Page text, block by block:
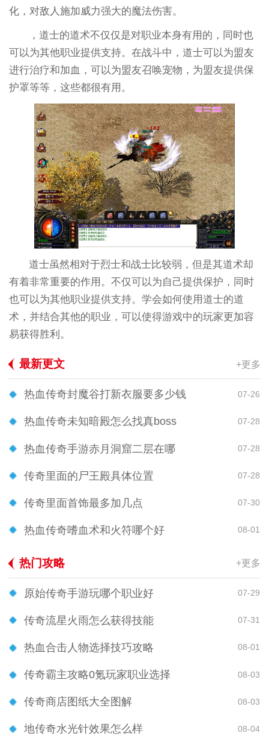
化，对敌人施加威力强大的魔法伤害。
，道士的道术不仅仅是对职业本身有用的，同时也
可以为其他职业提供支持。在战斗中，道士可以为盟友
进行治疗和加血，可以为盟友召唤宠物，为盟友提供保
护罩等等，这些都很有用。
道士虽然相对于烈士和战士比较弱，但是其道术却
有着非常重要的作用。不仅可以为自己提供保护，同时
也可以为其他职业提供支持。学会如何使用道士的道
术，并结合其他的职业，可以使得游戏中的玩家更加容
易获得胜利。
最新更文 +更多
热血传奇封魔谷打新衣服要多少钱 07-26
热血传奇未知暗殿怎么找真boss 07-28
热血传奇手游赤月洞窟二层在哪 07-28
传奇里面的尸王殿具体位置 07-28
传奇里面首饰最多加几点 07-30
热血传奇嗜血术和火符哪个好 08-01
热门攻略 +更多
原始传奇手游玩哪个职业好 07-29
传奇流星火雨怎么获得技能 07-31
热血合击人物选择技巧攻略 08-01
传奇霸主攻略0氪玩家职业选择 08-03
传奇商店图纸大全图解 08-03
地传奇水光针效果怎么样 08-04